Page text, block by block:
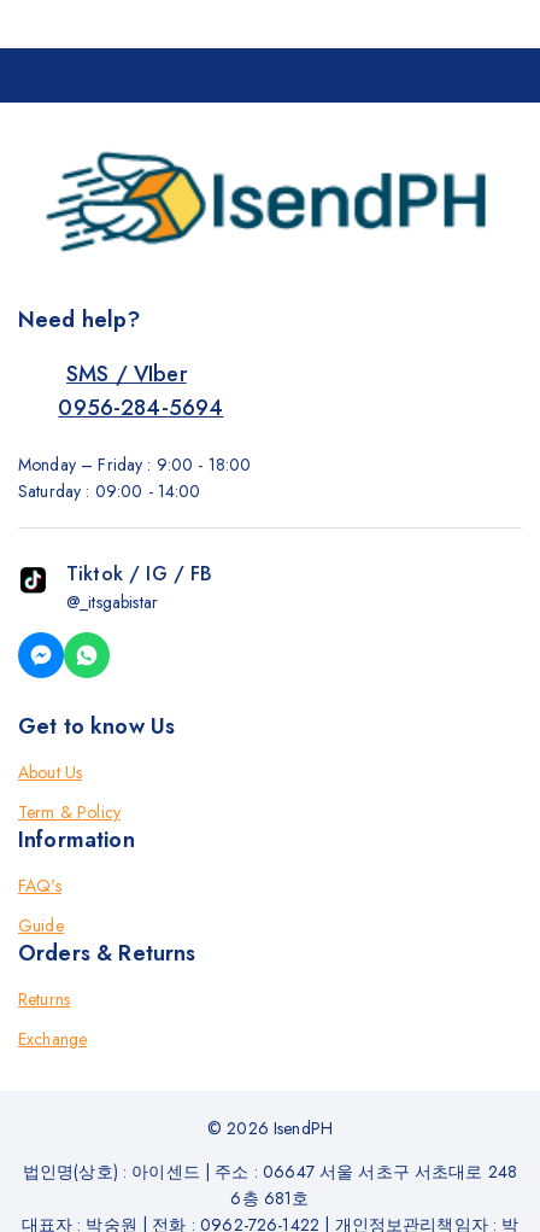
Need help?
SMS / VIber
0956-284-5694
Monday – Friday : 9:00 - 18:00
Saturday : 09:00 - 14:00
Tiktok / IG / FB
@_itsgabistar
Get to know Us
About Us
Term & Policy
Information
FAQ's
Guide
Orders & Returns
Returns
Exchange
© 2026 IsendPH
법인명(상호) : 아이센드
주소 : 06647 서울 서초구 서초대로 248
6층 681호
대표자 : 박숭원 전화 :0962-726-1422 개인정보관리책임자 : 박